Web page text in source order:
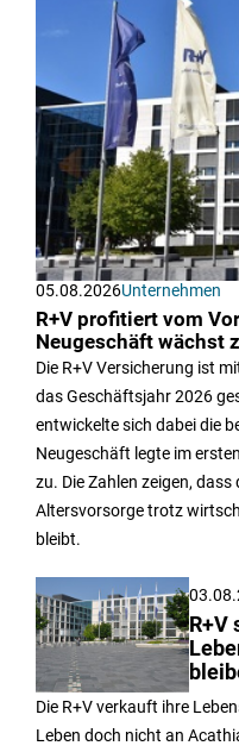
05.08.2026Unternehmen
R+V profitiert vom
Neugeschäft wächst
Die R+V Versicherung ist
das Geschäftsjahr 2026
entwickelte sich dabei die
Neugeschäft legte im
zu. Die Zahlen zeigen,
Altersvorsorge trotz
bleibt.
R+V
Die R+V verkauft ihre
Leben doch nicht an